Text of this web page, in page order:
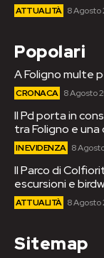
ATTUALITÀ 8 Agosto
Popolari
A Foligno multe
CRONACA 8 Agosto
Il Pd porta in
tra Foligno e
IN EVIDENZA 8
Il Parco di
escursioni e
ATTUALITÀ 8 Agosto
Sitemap